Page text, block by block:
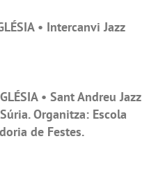
• Intercanvi Jazz
• Sant Andreu Jazz
Organitza: Escola
de Festes.